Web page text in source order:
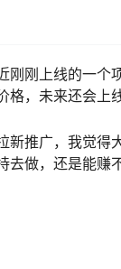
刚上线的一个
，未来还会上
推广，我觉得
做，还是能赚